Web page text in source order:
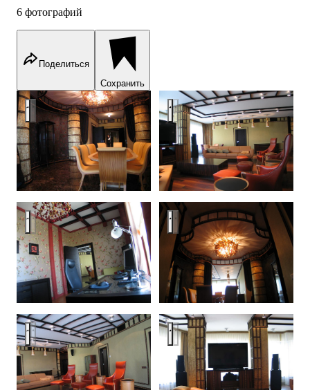
6 фотографий
Поделиться
Сохранить
Квартира Lake House Квартира Lake House
Квартира Lake House Квартира Lake House
Квартира Lake House Квартира Lake House